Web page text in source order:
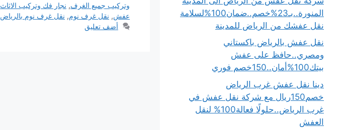
وتركيب جميع الغرف, نجار فك وتركيب الاثاث
عفش, نقل غرف نوم, نقل غرف نوم بالرياض
أضف تعليق
المنورة..بـ23%خصم..ضمان100%لسلامة
نقل عفشك من الرياض للمدينة
نقل عفش بالرياض باكستاني
ومصري..حافظ على عفش
بيتك100%أمان..150خصم فوري
دينا نقل عفش غرب الرياض
خصم150ريال مع شركة نقل عفش في
غرب الرياض..حلولًا فعالة100% لنقل
العفش